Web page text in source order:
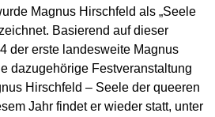
Magnus Hirschfeld als „Seele
Basierend auf dieser
der erste landesweite Magnus
dazugehörige Festveranstaltung
Hirschfeld – Seele der queeren
Jahr findet er wieder statt, unter